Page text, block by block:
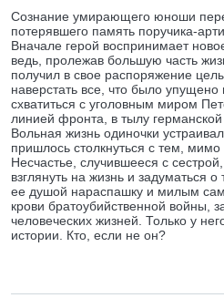
Сознание умирающего юноши
потерявшего память поручика-
Вначале герой воспринимает
ведь, пролежав большую часть
получил в свое распоряжение
наверстать все, что было
схватиться с уголовным миром
линией фронта, в тылу
Вольная жизнь одиночки
пришлось столкнуться с тем, мимо
Несчастье, случившееся с
взглянуть на жизнь и задуматься
ее душой нараспашку и милым
крови братоубийственной войны,
человеческих жизней. Только у
истории. Кто, если не он?